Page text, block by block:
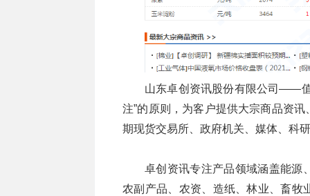
山东卓创资讯股份有限公司——
注”的原则，为客户提供大宗商品资
期现货交易所、政府机关、媒体、科
卓创资讯专注产品领域涵盖能源
农副产品、农资、造纸、林业、畜牧